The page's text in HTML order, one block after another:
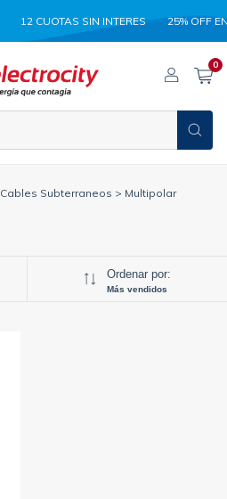
12 CUOTAS SIN INTERES 25% OFF
0
Cables Subterraneos > Multipolar
Ordenar por:
Más vendidos